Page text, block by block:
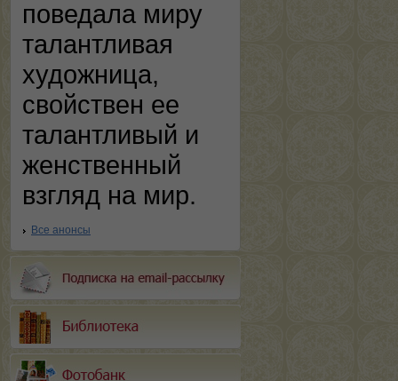
поведала миру
талантливая
художница,
свойствен ее
талантливый и
женственный
взгляд на мир.
Все анонсы